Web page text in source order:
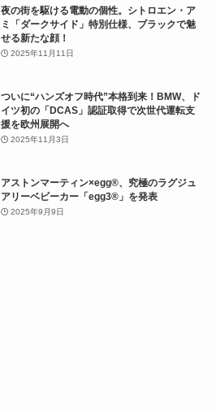
夜の街を駆ける電動の個性。シトロエン・ア
ミ「ダークサイド」特別仕様、ブラックで魅
せる新たな顔！
2025年11月11日
ついに“ハンズオフ時代”本格到来！BMW、ド
イツ初の「DCAS」認証取得で次世代運転支
援を欧州展開へ
2025年11月3日
アストンマーティン×egg®、究極のラグジュ
アリーベビーカー「egg3®」を発表
2025年9月9日